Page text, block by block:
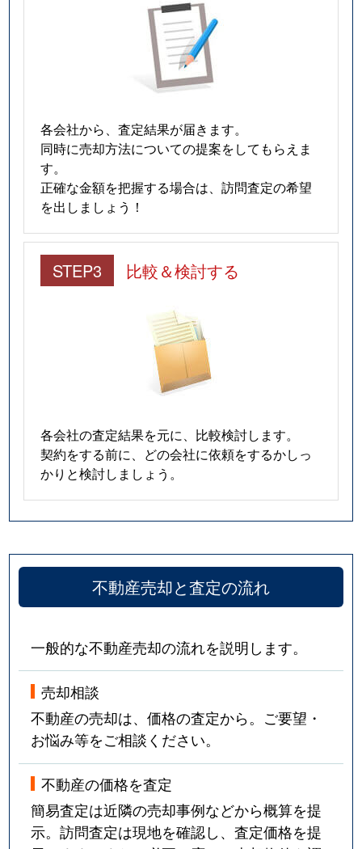
各会社から、査定結果が届きます。
同時に売却方法についての提案をしてもらえま
す。
正確な金額を把握する場合は、訪問査定の希望
を出しましょう！
STEP3 比較＆検討する
各会社の査定結果を元に、比較検討します。
契約をする前に、どの会社に依頼をするかしっ
かりと検討しましょう。
不動産売却と査定の流れ
一般的な不動産売却の流れを説明します。
売却相談
不動産の売却は、価格の査定から。ご要望・
お悩み等をご相談ください。
不動産の価格を査定
簡易査定は近隣の売却事例などから概算を提
示。訪問査定は現地を確認し、査定価格を提